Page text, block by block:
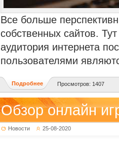
Все больше
собственных сайтов.
аудитория интернета
пользователями
Подробнее Просмотров: 1407
Обзор онлайн
Новости 25-08-2020